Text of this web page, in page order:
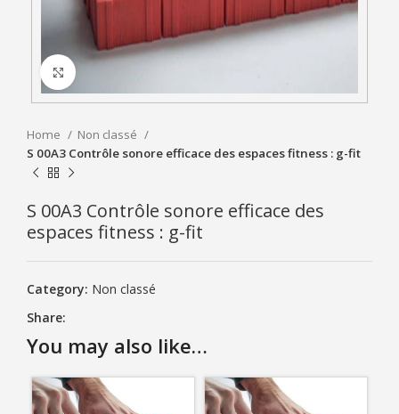
Home
Non classé
S 00A3 Contrôle sonore efficace des espaces fitness : g-fit
S 00A3 Contrôle sonore efficace des
espaces fitness : g-fit
Category: Non classé
Share:
You may also like…